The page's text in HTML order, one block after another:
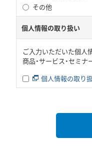
その他
個人情報の取り扱い
ご入力いただいた個人
商品・サービス・セミ
個人情報の取り